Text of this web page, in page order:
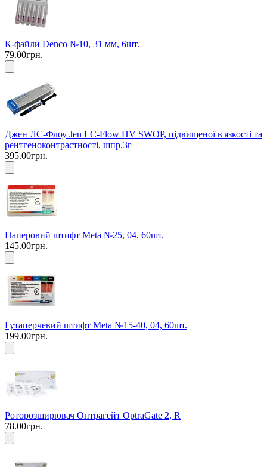
К-файли Denco №10, 31 мм, 6шт.
79.00грн.
Джен ЛС-Флоу Jen LC-Flow HV SWOP, підвищеної в'язкості та
рентгеноконтрастності, шпр.3г
395.00грн.
Паперовий штифт Meta №25, 04, 60шт.
145.00грн.
Гутаперчевий штифт Meta №15-40, 04, 60шт.
199.00грн.
Роторозширювач Оптрагейт OptraGate 2, R
78.00грн.